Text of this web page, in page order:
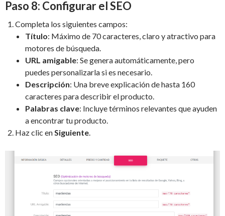
Paso 8: Configurar el SEO
Completa los siguientes campos:
Título: Máximo de 70 caracteres, claro y atractivo para
motores de búsqueda.
URL amigable: Se genera automáticamente, pero
puedes personalizarla si es necesario.
Descripción: Una breve explicación de hasta 160
caracteres para describir el producto.
Palabras clave: Incluye términos relevantes que ayuden
a encontrar tu producto.
Haz clic en Siguiente